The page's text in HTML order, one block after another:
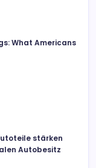
What Americans
stärken
Autobesitz